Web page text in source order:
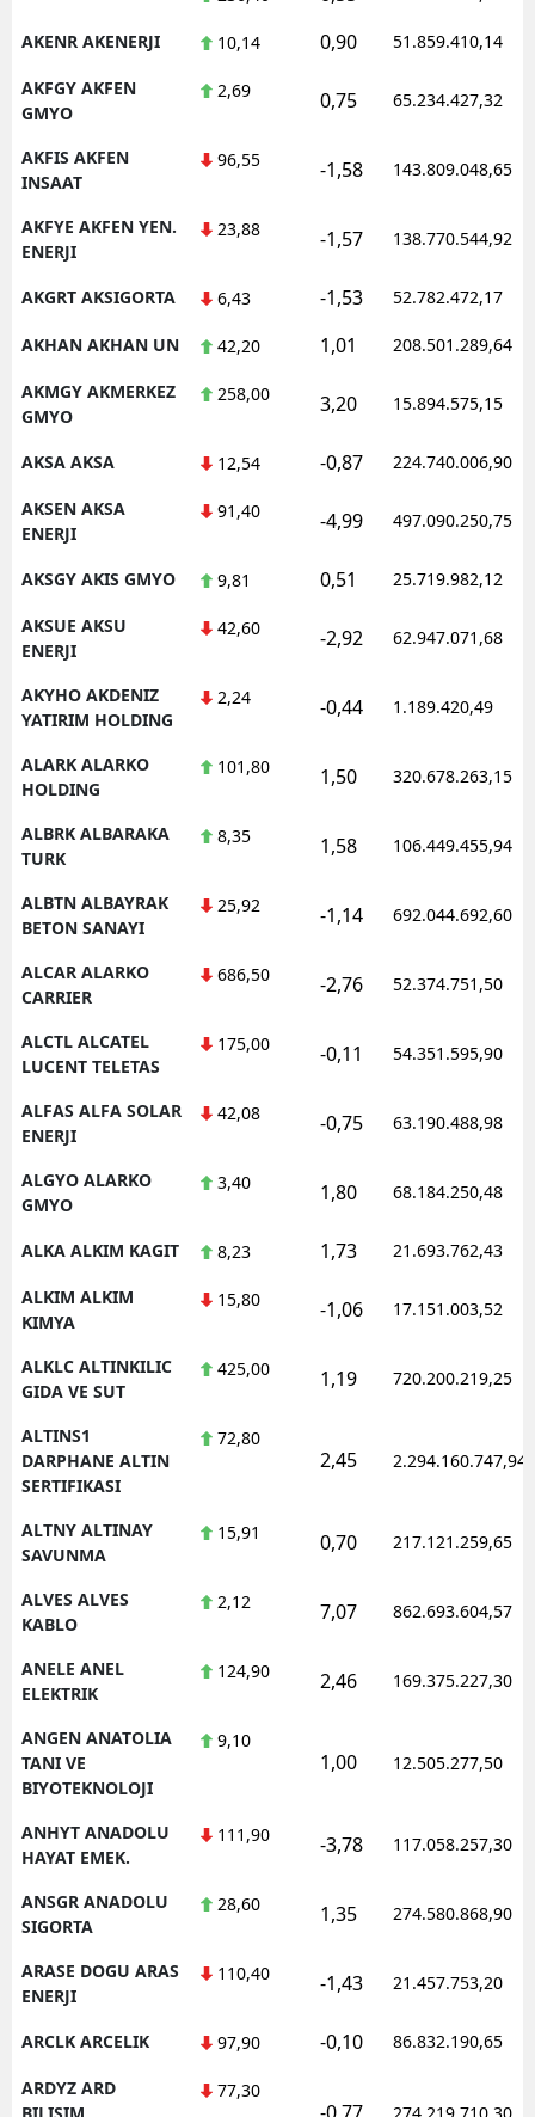
AKENR AKENERJI 10,14 0,90 51.859.410,14
AKFGY AKFEN
GMYO
2,69 0,75 65.234.427,32
AKFIS AKFEN
INSAAT
96,55 -1,58 143.809.048,65
AKFYE AKFEN YEN.
ENERJI
23,88 -1,57 138.770.544,92
AKGRT AKSIGORTA 6,43 -1,53 52.782.472,17
AKHAN AKHAN UN 42,20 1,01 208.501.289,64
AKMGY AKMERKEZ
GMYO
258,00 3,20 15.894.575,15
AKSA AKSA 12,54 -0,87 224.740.006,90
AKSEN AKSA
ENERJI
91,40 -4,99 497.090.250,75
AKSGY AKIS GMYO 9,81 0,51 25.719.982,12
AKSUE AKSU
ENERJI
42,60 -2,92 62.947.071,68
AKYHO AKDENIZ
YATIRIM HOLDING
2,24 -0,44 1.189.420,49
ALARK ALARKO
HOLDING
101,80 1,50 320.678.263,15
ALBRK ALBARAKA
TURK
8,35 1,58 106.449.455,94
ALBTN ALBAYRAK
BETON SANAYI
25,92 -1,14 692.044.692,60
ALCAR ALARKO
CARRIER
686,50 -2,76 52.374.751,50
ALCTL ALCATEL
LUCENT TELETAS
175,00 -0,11 54.351.595,90
ALFAS ALFA SOLAR
ENERJI
42,08 -0,75 63.190.488,98
ALGYO ALARKO
GMYO
3,40 1,80 68.184.250,48
ALKA ALKIM KAGIT 8,23 1,73 21.693.762,43
ALKIM ALKIM
KIMYA
15,80 -1,06 17.151.003,52
ALKLC ALTINKILIC
GIDA VE SUT
425,00 1,19 720.200.219,25
ALTINS1
DARPHANE ALTIN
SERTIFIKASI
72,80
2,45 2.294.160.747,94
ALTNY ALTINAY
SAVUNMA
15,91 0,70 217.121.259,65
ALVES ALVES
KABLO
2,12 7,07 862.693.604,57
ANELE ANEL
ELEKTRIK
124,90 2,46 169.375.227,30
ANGEN ANATOLIA
TANI VE
BIYOTEKNOLOJI
9,10
1,00 12.505.277,50
ANHYT ANADOLU
HAYAT EMEK.
111,90 -3,78 117.058.257,30
ANSGR ANADOLU
SIGORTA
28,60 1,35 274.580.868,90
ARASE DOGU ARAS
ENERJI
110,40 -1,43 21.457.753,20
ARCLK ARCELIK 97,90 -0,10 86.832.190,65
ARDYZ ARD
BILISIM
77,30
-0,77 274.219.710,30